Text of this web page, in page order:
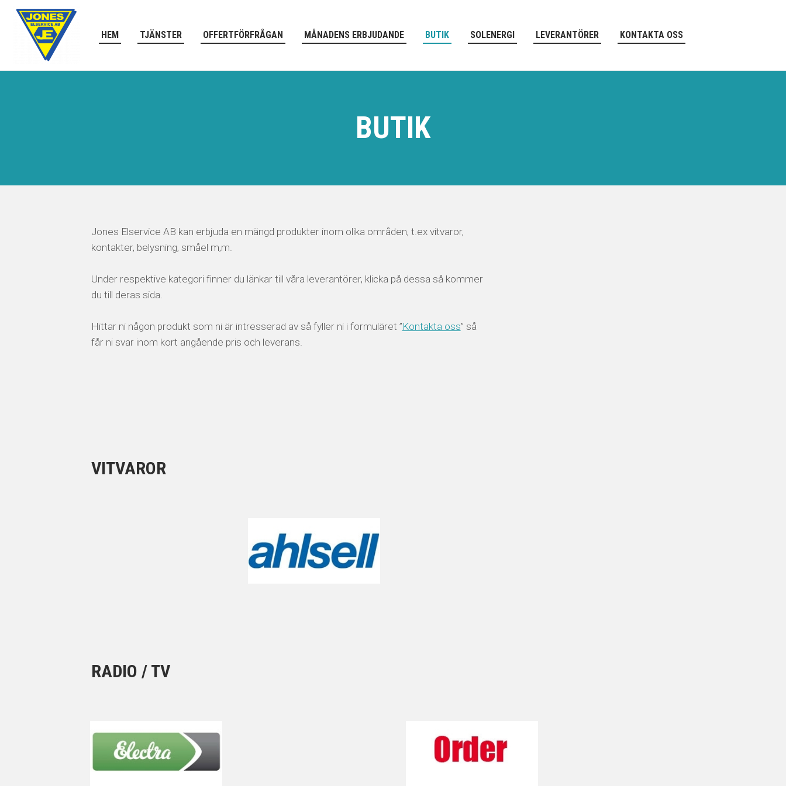
HEM TJÄNSTER OFFERTFÖRFRÅGAN MÅNADENS ERBJUDANDE BUTIK SOLENERGI LEVERANTÖRER KONTAKTA OSS
BUTIK
Jones Elservice AB kan erbjuda en mängd produkter inom olika områden, t.ex vitvaror,
kontakter, belysning, småel m,m.
Under respektive kategori finner du länkar till våra leverantörer, klicka på dessa så kommer
du till deras sida.
Hittar ni någon produkt som ni är intresserad av så fyller ni i formuläret ”Kontakta oss” så
får ni svar inom kort angående pris och leverans.
VITVAROR
RADIO / TV